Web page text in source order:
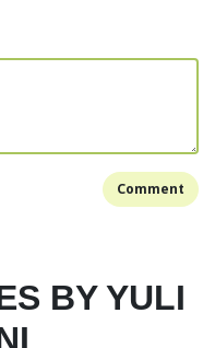
Comment
BY YULI